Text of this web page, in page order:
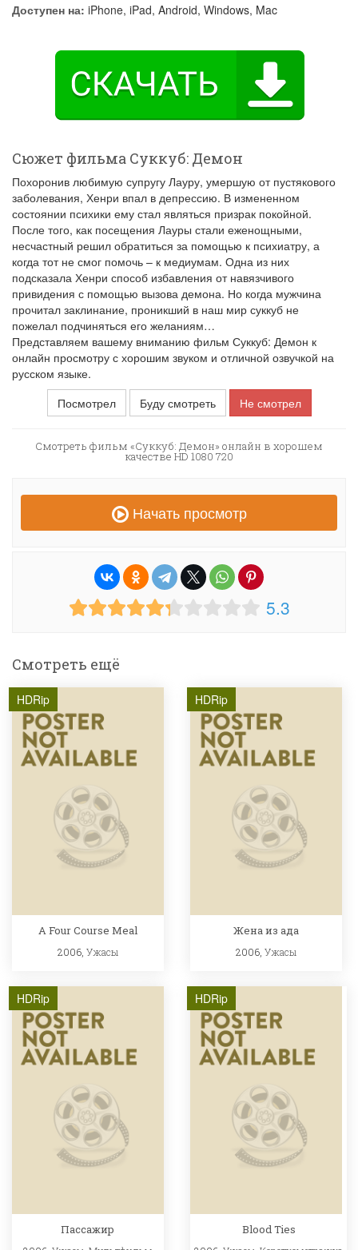
Доступен на: iPhone, iPad, Android, Windows, Mac
Сюжет фильма Суккуб: Демон
Похоронив любимую супругу Лауру, умершую от пустякового
заболевания, Хенри впал в депрессию. В измененном
состоянии психики ему стал являться призрак покойной.
После того, как посещения Лауры стали еженощными,
несчастный решил обратиться за помощью к психиатру, а
когда тот не смог помочь – к медиумам. Одна из них
подсказала Хенри способ избавления от навязчивого
привидения с помощью вызова демона. Но когда мужчина
прочитал заклинание, проникший в наш мир суккуб не
пожелал подчиняться его желаниям…
Представляем вашему вниманию фильм Суккуб: Демон к
онлайн просмотру с хорошим звуком и отличной озвучкой на
русском языке.
Посмотрел
Буду смотреть Не смотрел
Смотреть фильм «Суккуб: Демон» онлайн в хорошем
качестве HD 1080 720
Начать просмотр
5.3
Смотреть ещё
HDRip
A Four Course Meal
2006, Ужасы
HDRip
Жена из ада
2006,Ужасы
HDRip
Пассажир
HDRip
Blood Ties